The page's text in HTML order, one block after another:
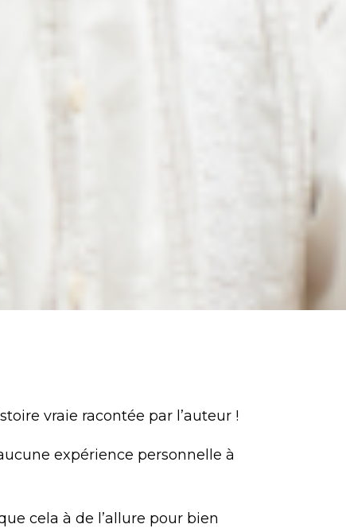
vraie racontée par l’auteur !
expérience personnelle à
cela à de l’allure pour bien